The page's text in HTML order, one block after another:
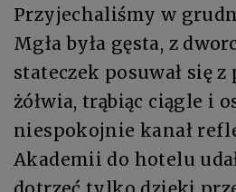
Przyjechaliśmy w
Mgła była gęsta, z
stateczek posuwał się
żółwia, trąbiąc ciągle i
niespokojnie kanał
Akademii do hotelu